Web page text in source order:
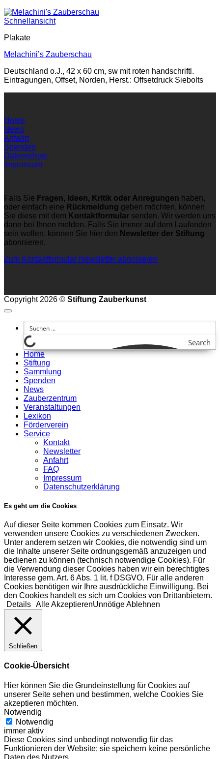
Schnellansicht
Plakate
Melachini’s Zauberschau
Deutschland o.J., 42 x 60 cm, sw mit roten handschriftl.
Eintragungen, Offset, Norden, Herst.: Offsetdruck Siebolts
Home
News
Anfahrt
Spenden
Datenschutz
Impressum
Falls Sie Fragen, Ideen, Kritik oder Anregungen haben,
oder einfach eine Rückmeldung geben möchten, können
Sie diese mit dem Kontaktformular senden. Wir werden uns
dann bei Ihnen melden. Falls Sie immer auf dem Laufenden
sein wollen, können Sie hier den Newsletter der Stiftung
abonnieren.
Zum Kontaktformular Newsletter abonnieren
Copyright 2026 © Stiftung Zauberkunst
Search
Home
Stiftung
Sammlung
Spenden
News
Zauberzentrum
Veranstaltungen
Lexikon
Förderverein
Service
Kontakt
Newsletter
Anfahrt
FAQ
Impressum
Datenschutzerklärung
Es geht um die Cookies
Auf dieser Seite kommen Cookies zum Einsatz. Wir
verwenden unsere Cookies zu verschiedenen Zwecken.
Unter anderem setzen wir Cookies, die notwendig sind um
die Inhalte unserer Seite ordnungsgemäß anzuzeigen und
bedienen zu können (technisch notwendige Cookies). Für
die Verwendung dieser Cookies haben wir ein berechtigtes
Interesse gem. Art. 6 Abs. 1 lit. f DSGVO. Für alle anderen
Cookies benötigen wir Ihre ausdrückliche Einwilligung. Bei
den Cookies handelt es sich um Cookies von Drittanbietern.
Details Alle AkzeptierenUnnötige Ablehnen
Schließen
Cookie-Übersicht
Hier können Sie die Grundeinstellung für Cookies auf
unserer Seite sehen und bestimmen, welche Cookies Sie
akzeptieren möchten.
Notwendig
Notwendig
immer aktiv
Diese Cookies sind unbedingt notwendig für das
Funktionieren der Website; sie speichern keine persönliche
Daten des Nutzers.